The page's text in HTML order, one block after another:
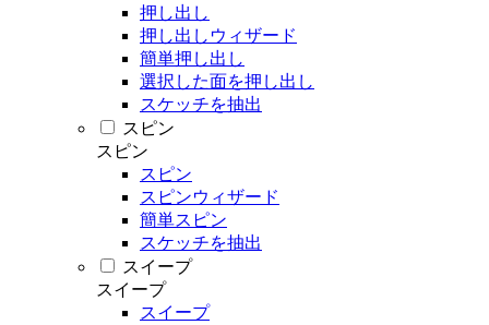
押し出し
押し出しウィザード
簡単押し出し
選択した面を押し出し
スケッチを抽出
スピン
スピン
スピン
スピンウィザード
簡単スピン
スケッチを抽出
スイープ
スイープ
スイープ